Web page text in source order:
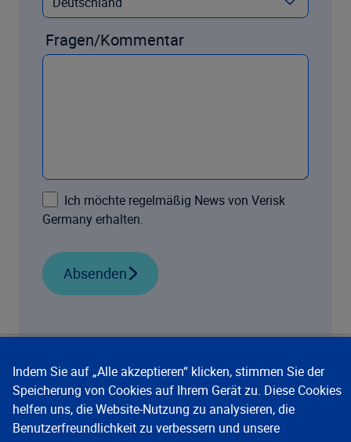
Fragen/Kommentar
Ich möchte regelmäßig News von Verisk
Germany erhalten.
Absenden
Unsere Lösungen
Indem Sie auf „Alle akzeptieren“ klicken, stimmen Sie der
Speicherung von Cookies auf Ihrem Gerät zu. Diese Cookies
helfen uns, die Website-Nutzung zu analysieren, die
Benutzerfreundlichkeit zu verbessern und unsere